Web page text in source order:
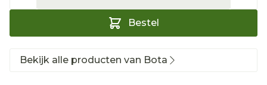
Bestel
Bekijk alle producten van Bota